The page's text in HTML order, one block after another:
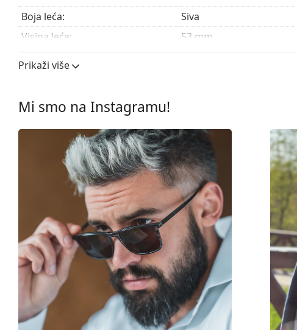
Boja leća:
Siva
Visina leće:
53 mm
Širina leće:
60 mm
Okviri
Oblik okvira:
Četvrtaste
Boja okvira:
Crna
Materijal okvira:
Plastika
M
Širina:
135 mm
Dužina drškice:
140 mm
Širina mosta:
12 mm
Težina:
50 g
Prilagodljivi jastučići za nos:
Ne
Dodaci
Prikaži više
Mi smo na Instagramu!